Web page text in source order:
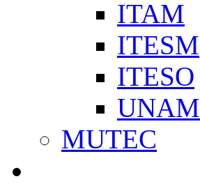
ITAM
ITESM
ITESO
UNAM
MUTEC